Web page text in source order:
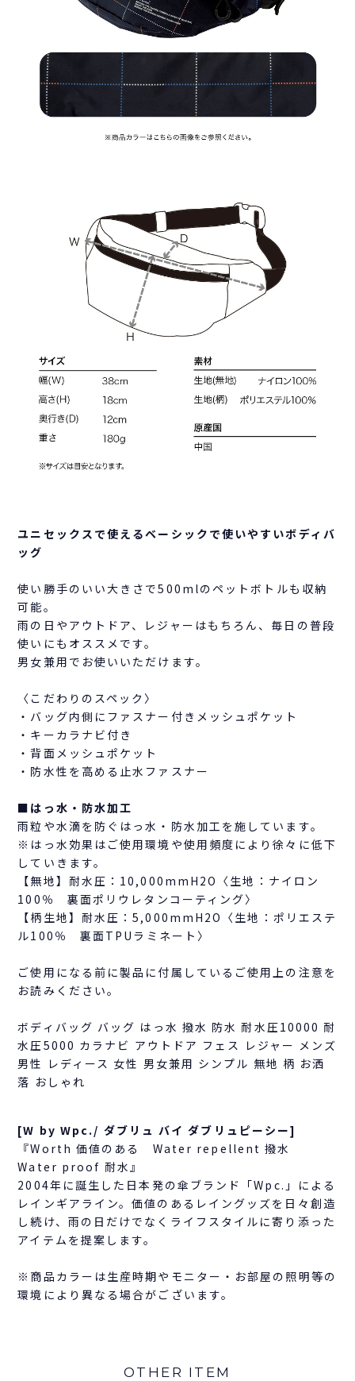
ユニセックスで使えるベーシックで使いやすいボディバ
ッグ
使い勝手のいい大きさで500mlのペットボトルも収納
可能。
雨の日やアウトドア、レジャーはもちろん、毎日の普段
使いにもオススメです。
男女兼用でお使いいただけます。
〈こだわりのスペック〉
・バッグ内側にファスナー付きメッシュポケット
・キーカラナビ付き
・背面メッシュポケット
・防水性を高める止水ファスナー
■はっ水・防水加工
雨粒や水滴を防ぐはっ水・防水加工を施しています。
※はっ水効果はご使用環境や使用頻度により徐々に低下
していきます。
【無地】耐水圧：10,000mmH2O〈生地：ナイロン
100％ 裏面ポリウレタンコーティング〉
【柄生地】耐水圧：5,000mmH2O〈生地：ポリエステ
ル100％ 裏面TPUラミネート〉
ご使用になる前に製品に付属しているご使用上の注意を
お読みください。
ボディバッグ バッグ はっ水 撥水 防水 耐水圧10000 耐
水圧5000 カラナビ アウトドア フェス レジャー メンズ
男性 レディース 女性 男女兼用 シンプル 無地 柄 お洒
落 おしゃれ
[W by Wpc./ ダブリュ バイ ダブリュピーシー]
『Worth 価値のある Water repellent 撥水
Water proof 耐水』
2004年に誕生した日本発の傘ブランド「Wpc.」による
レインギアライン。価値のあるレイングッズを日々創造
し続け、雨の日だけでなくライフスタイルに寄り添った
アイテムを提案します。
※商品カラーは生産時期やモニター・お部屋の照明等の
環境により異なる場合がございます。
OTHER ITEM